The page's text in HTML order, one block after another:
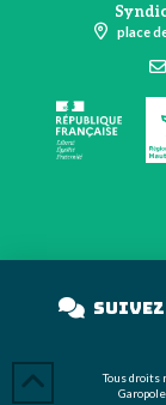
place
Tous droits